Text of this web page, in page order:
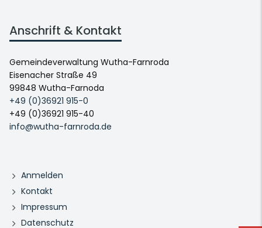
Anschrift & Kontakt
Gemeindeverwaltung Wutha-Farnroda
Eisenacher Straße 49
99848 Wutha-Farnoda
+49 (0)36921 915-0
+49 (0)36921 915-40
info@wutha-farnroda.de
Anmelden
Kontakt
Impressum
Datenschutz